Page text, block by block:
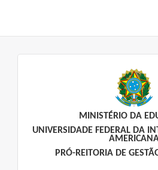
MINISTÉRIO DA
UNIVERSIDADE FEDERAL DA
PRÓ-REITORIA DE